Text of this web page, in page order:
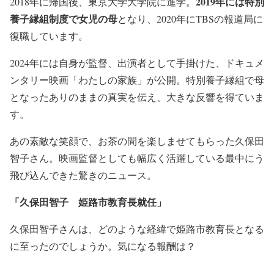
養子縁組制度で女児の母となり、2020年にTBSの報道局に
復職しています。
2024年には自身が監督、出演者として手掛けた、ドキュメ
ンタリー映画「わたしの家族」が公開。特別養子縁組で母
となったありのままの真実を伝え、大きな反響を得ていま
す。
あの素敵な笑顔で、お茶の間を楽しませてもらった久保田
智子さん。映画監督としても幅広く活躍している最中にう
飛び込んできた驚きのニュース。
「久保田智子 姫路市教育長就任」
久保田智子さんは、どのような経緯で姫路市教育長となる
に至ったのでしょうか。気になる報酬は？